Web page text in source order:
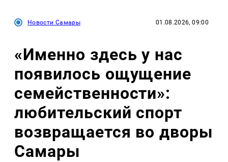
Новости Самары 01.08.2026, 09:00
«Именно здесь у нас
появилось ощущение
семейственности»:
любительский спорт
возвращается во дворы
Самары